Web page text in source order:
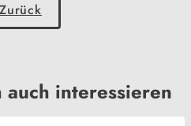
Zurück
auch interessieren